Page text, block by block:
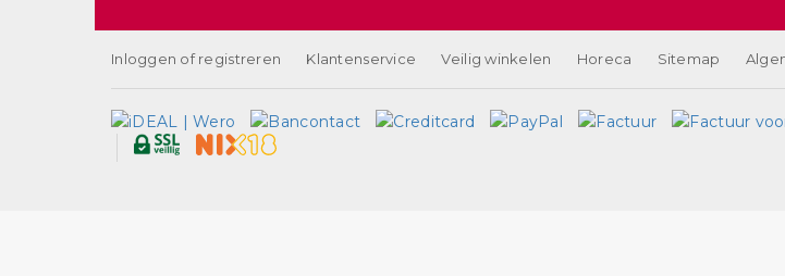
Inloggen of registreren Klantenservice Veilig winkelen Horeca Sitemap